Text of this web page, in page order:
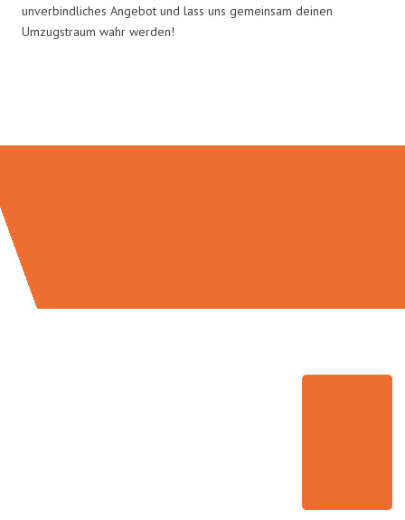
unverbindliches Angebot und lass uns gemeinsam deinen
Umzugstraum wahr werden!